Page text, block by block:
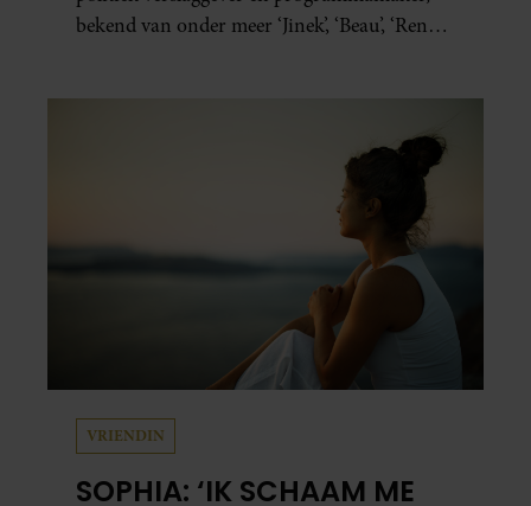
bekend van onder meer ‘Jinek’, ‘Beau’, ‘Renze’,
VRIENDIN
SOPHIA: ‘IK SCHAAM ME